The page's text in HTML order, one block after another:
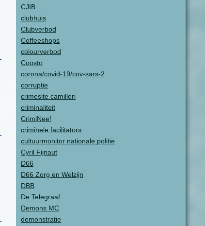
CJIB
clubhuis
Clubverbod
Coffeeshops
colourverbod
Coosto
corona/covid-19/cov-sars-2
corruptie
crimesite camilleri
criminaliteit
CrimiNee!
criminele facilitators
cultuurmonitor nationale politie
Cyril Fijnaut
D66
D66 Zorg en Welzijn
DBB
De Telegraaf
Demons MC
demonstratie